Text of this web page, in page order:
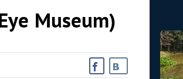
Museum)